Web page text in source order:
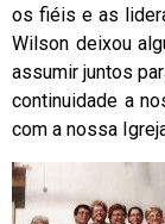
os fiéis e as
Wilson deixou
assumir juntos
continuidade a
com a nossa